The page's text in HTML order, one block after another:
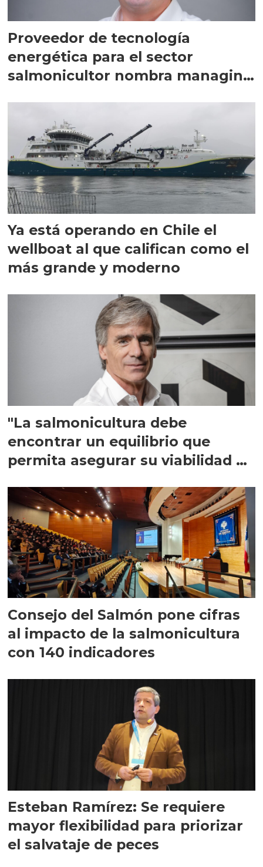
Proveedor de tecnología
energética para el sector
salmonicultor nombra managing
Ya está operando en Chile el
wellboat al que califican como el
más grande y moderno
"La salmonicultura debe
encontrar un equilibrio que
permita asegurar su viabilidad de
Consejo del Salmón pone cifras
al impacto de la salmonicultura
con 140 indicadores
Esteban Ramírez: Se requiere
mayor flexibilidad para priorizar
el salvataje de peces